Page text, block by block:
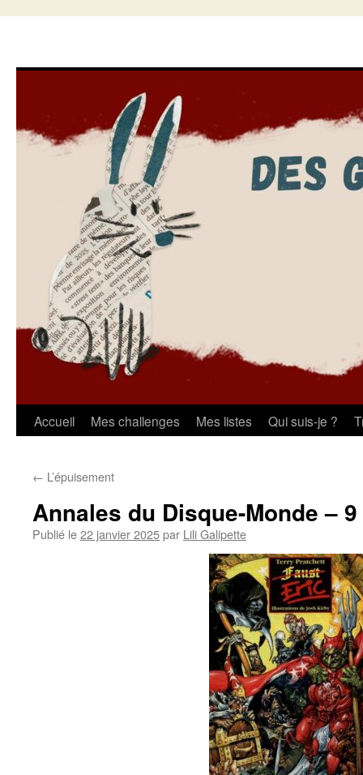
Aller
contenu
Accueil Mes challenges Mes listes Qui suis-je ?
← L’épuisement
Annales du Disque-Monde –
Publié le22 janvier 2025par Lili Galipette